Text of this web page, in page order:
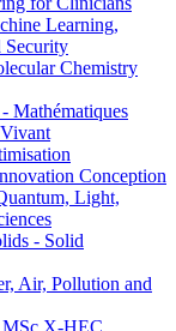
Learning,
Security
Chemistry
Conception
Light,
- Solid
Air, Pollution and
MSc X-HEC